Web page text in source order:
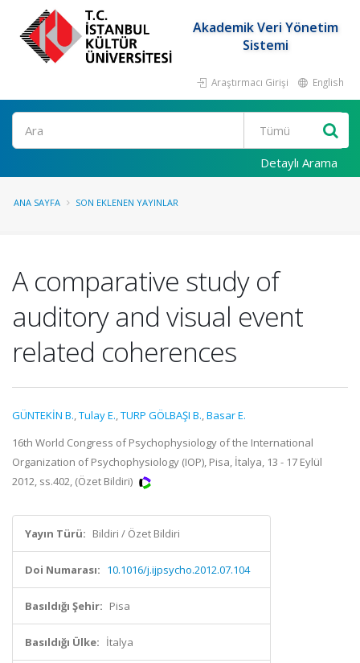
Akademik Veri Yönetim
Sistemi
Araştırmacı Girişi English
Ara
Detaylı Arama
ANA SAYFA SON EKLENEN YAYINLAR
A comparative study of
auditory and visual event
related coherences
GÜNTEKİN B.,Tulay E.,TURP GÖLBAŞI B.,Basar E.
16th World Congress of Psychophysiology of the International
Organization of Psychophysiology (IOP), Pisa, İtalya, 13 - 17 Eylül
2012, ss.402, (Özet Bildiri)
Yayın Türü: Bildiri / Özet Bildiri
Doi Numarası: 10.1016/j.ijpsycho.2012.07.104
Basıldığı Şehir: Pisa
Basıldığı Ülke: İtalya